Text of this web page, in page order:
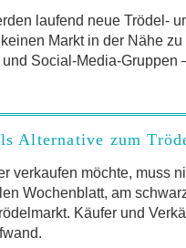
laufend neue Trödel-
Markt in der Nähe
und Social-Media-
Alternative zum
verkaufen möchte, muss
Wochenblatt, am
Käufer und